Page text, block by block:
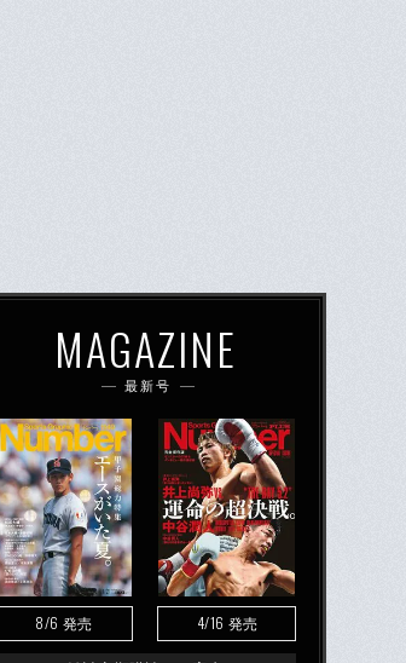
MAGAZINE
最新号
8/6 発売 4/16 発売